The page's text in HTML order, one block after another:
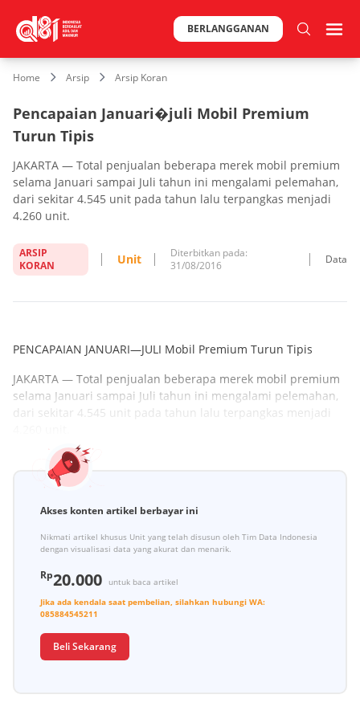
BERLANGGANAN
Home Arsip Arsip Koran
Pencapaian Januari�juli Mobil Premium
Turun Tipis
JAKARTA — Total penjualan beberapa merek mobil premium
selama Januari sampai Juli tahun ini mengalami pelemahan,
dari sekitar 4.545 unit pada tahun lalu terpangkas menjadi
4.260 unit.
ARSIP
KORAN
Unit
Diterbitkan pada:
31/08/2016
Data
PENCAPAIAN JANUARI—JULI Mobil Premium Turun Tipis
JAKARTA — Total penjualan beberapa merek mobil premium
selama Januari sampai Juli tahun ini mengalami pelemahan,
dari sekitar 4.545 unit pada tahun lalu terpangkas menjadi
Akses konten artikel berbayar ini
Nikmati artikel khusus Unit yang telah disusun oleh Tim Data Indonesia
dengan visualisasi data yang akurat dan menarik.
Rp20.000
untuk baca artikel
Jika ada kendala saat pembelian, silahkan hubungi WA:
085884545211
Beli Sekarang